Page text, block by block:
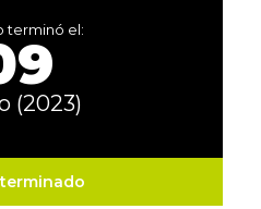
terminó el:
(2023)